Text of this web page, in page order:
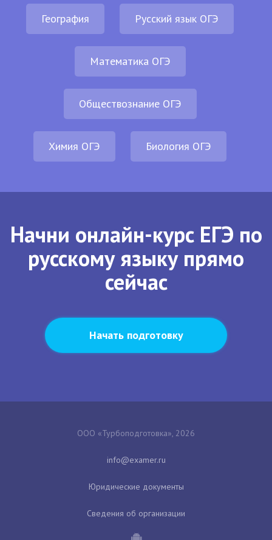
География Русский язык ОГЭ
Математика ОГЭ
Обществознание ОГЭ
Химия ОГЭ Биология ОГЭ
Начни онлайн-курс ЕГЭ по
русскому языку прямо
сейчас
Начать подготовку
ООО «Турбоподготовка», 2026
Юридические документы
Сведения об организации